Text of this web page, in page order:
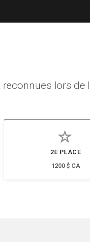
lors
2E PLACE
1200 $ CA